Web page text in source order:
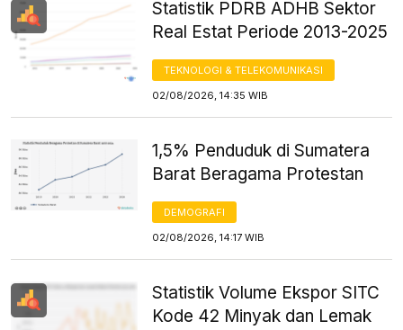
Statistik PDRB ADHB Sektor
Real Estat Periode 2013-2025
TEKNOLOGI & TELEKOMUNIKASI
02/08/2026, 14:35 WIB
1,5% Penduduk di Sumatera
Barat Beragama Protestan
DEMOGRAFI
02/08/2026, 14:17 WIB
Statistik Volume Ekspor SITC
Kode 42 Minyak dan Lemak